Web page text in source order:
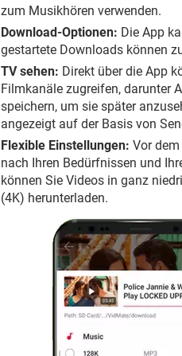
zum Musikhören verwenden.
Download-Optionen: Die App
gestartete Downloads können
TV sehen: Direkt über die App
Filmkanäle zugreifen, darunter
speichern, um sie später
angezeigt auf der Basis von
Flexible Einstellungen: Vor
nach Ihren Bedürfnissen und
können Sie Videos in ganz
(4K) herunterladen.